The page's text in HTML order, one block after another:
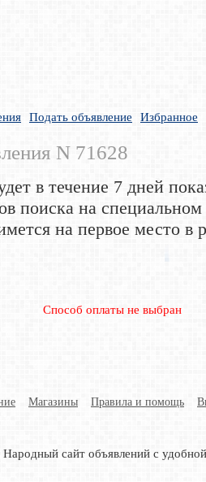
Подать объявление Избранное
N 71628
в течение 7 дней
поиска на
на первое место в
Способ оплаты не выбран
Магазины Правила и помощь
сайт объявлений с